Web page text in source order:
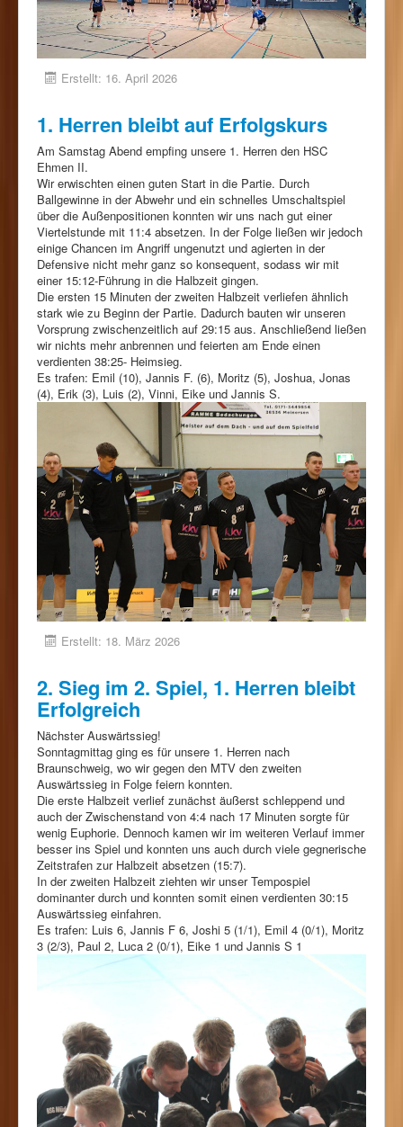
Erstellt: 16. April 2026
1. Herren bleibt auf Erfolgskurs
Am Samstag Abend empfing unsere 1. Herren den HSC
Ehmen II.
Wir erwischten einen guten Start in die Partie. Durch
Ballgewinne in der Abwehr und ein schnelles Umschaltspiel
über die Außenpositionen konnten wir uns nach gut einer
Viertelstunde mit 11:4 absetzen. In der Folge ließen wir jedoch
einige Chancen im Angriff ungenutzt und agierten in der
Defensive nicht mehr ganz so konsequent, sodass wir mit
einer 15:12-Führung in die Halbzeit gingen.
Die ersten 15 Minuten der zweiten Halbzeit verliefen ähnlich
stark wie zu Beginn der Partie. Dadurch bauten wir unseren
Vorsprung zwischenzeitlich auf 29:15 aus. Anschließend ließen
wir nichts mehr anbrennen und feierten am Ende einen
verdienten 38:25- Heimsieg.
Es trafen: Emil (10), Jannis F. (6), Moritz (5), Joshua, Jonas
(4), Erik (3), Luis (2), Vinni, Eike und Jannis S.
Erstellt: 18. März 2026
2. Sieg im 2. Spiel, 1. Herren bleibt
Erfolgreich
Nächster Auswärtssieg!
Sonntagmittag ging es für unsere 1. Herren nach
Braunschweig, wo wir gegen den MTV den zweiten
Auswärtssieg in Folge feiern konnten.
Die erste Halbzeit verlief zunächst äußerst schleppend und
auch der Zwischenstand von 4:4 nach 17 Minuten sorgte für
wenig Euphorie. Dennoch kamen wir im weiteren Verlauf immer
besser ins Spiel und konnten uns auch durch viele gegnerische
Zeitstrafen zur Halbzeit absetzen (15:7).
In der zweiten Halbzeit ziehten wir unser Tempospiel
dominanter durch und konnten somit einen verdienten 30:15
Auswärtssieg einfahren.
Es trafen: Luis 6, Jannis F 6, Joshi 5 (1/1), Emil 4 (0/1), Moritz
3 (2/3), Paul 2, Luca 2 (0/1), Eike 1 und Jannis S 1